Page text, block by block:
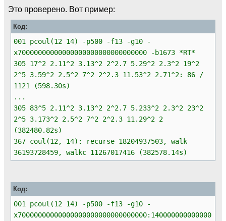
Это проверено. Вот пример:
Код:
001 pcoul(12 14) -p500 -f13 -g10 -
x70000000000000000000000000000000 -b1673 *RT*
305 17^2 2.11^2 3.13^2 2^2.7 5.29^2 2.3^2 19^2
2^5 3.59^2 2.5^2 7^2 2^2.3 11.53^2 2.71^2: 86 /
1121 (598.30s)
...
305 83^5 2.11^2 3.13^2 2^2.7 5.233^2 2.3^2 23^2
2^5 3.173^2 2.5^2 7^2 2^2.3 11.29^2 2
(382480.82s)
367 coul(12, 14): recurse 18204937503, walk
36193728459, walkc 11267017416 (382578.14s)
Код:
001 pcoul(12 14) -p500 -f13 -g10 -
x70000000000000000000000000000000:140000000000000